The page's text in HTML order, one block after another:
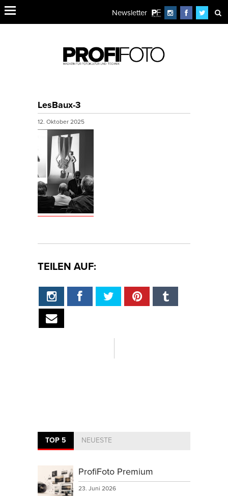
Newsletter
LesBaux-3
12. Oktober 2025
TEILEN AUF:
TOP 5 NEUESTE
ProfiFoto Premium
23. Juni 2026